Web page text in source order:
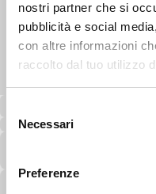
nostri partner che si
pubblicità e social
con altre informazioni
raccolto dal tuo utilizzo
delNecessari
Preferenze